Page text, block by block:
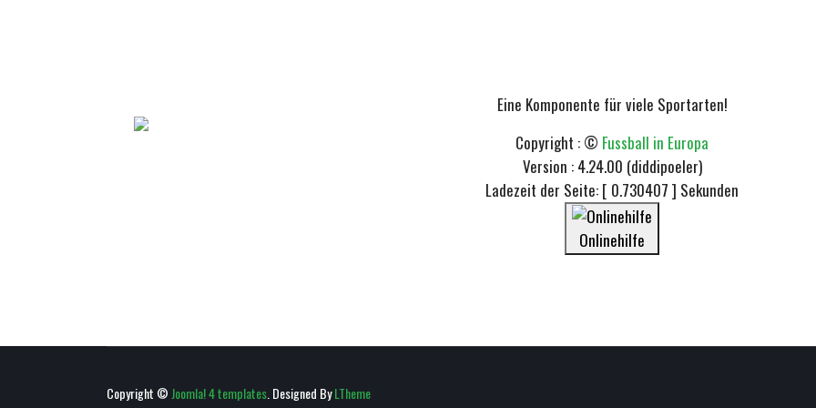
Eine Komponente für viele Sportarten!
Copyright : © Fussball in Europa
Version : 4.24.00 (diddipoeler)
Ladezeit der Seite: [ 0.730407 ] Sekunden
Onlinehilfe
Copyright © Joomla! 4 templates . Designed ByLTheme